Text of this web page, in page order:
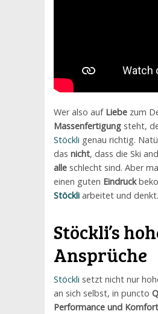
Wer also auf Liebe zum
Massenfertigung steht,
Stöckli genau richtig.
das nicht, dass die Ski
alle schlecht sind. Aber
einen guten Eindruck
Stöckli arbeitet und denkt.
Stöckli’s
Ansprüche
Stöckli setzt nicht nur
an sich selbst, in puncto
Performance und Komfort